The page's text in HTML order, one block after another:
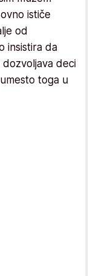
ističe
od
insistira da
deci
toga u